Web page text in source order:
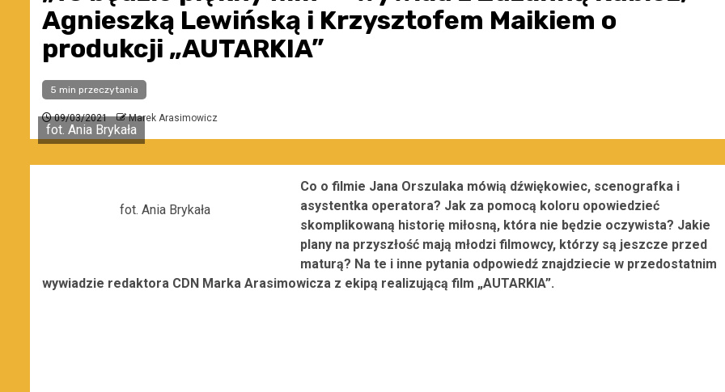
Agnieszką Lewińską i Krzysztofem Maikiem o
produkcji „AUTARKIA”
5 min przeczytania
09/03/2021 Marek Arasimowicz
fot. Ania Brykała
fot. Ania Brykała
Co o filmie Jana Orszulaka mówią dźwiękowiec, scenografka i
asystentka operatora? Jak za pomocą koloru opowiedzieć
skomplikowaną historię miłosną, która nie będzie oczywista? Jakie
plany na przyszłość mają młodzi filmowcy, którzy są jeszcze przed
maturą? Na te i inne pytania odpowiedź znajdziecie w przedostatnim
wywiadzie redaktora CDN Marka Arasimowicza z ekipą realizującą film „AUTARKIA”.